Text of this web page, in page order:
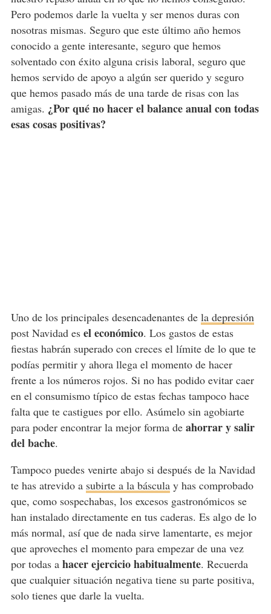
Pero podemos darle la vuelta y ser menos duras con
nosotras mismas. Seguro que este último año hemos
conocido a gente interesante, seguro que hemos
solventado con éxito alguna crisis laboral, seguro que
hemos servido de apoyo a algún ser querido y seguro
que hemos pasado más de una tarde de risas con las
amigas. ¿Por qué no hacer el balance anual con todas
esas cosas positivas?
Uno de los principales desencadenantes de la depresión
post Navidad es el económico. Los gastos de estas
fiestas habrán superado con creces el límite de lo que te
podías permitir y ahora llega el momento de hacer
frente a los números rojos. Si no has podido evitar caer
en el consumismo típico de estas fechas tampoco hace
falta que te castigues por ello. Asúmelo sin agobiarte
para poder encontrar la mejor forma de ahorrar y salir
del bache.
Tampoco puedes venirte abajo si después de la Navidad
te has atrevido a subirte a la básculay has comprobado
que, como sospechabas, los excesos gastronómicos se
han instalado directamente en tus caderas. Es algo de lo
más normal, así que de nada sirve lamentarte, es mejor
que aproveches el momento para empezar de una vez
por todas a hacer ejercicio habitualmente. Recuerda
que cualquier situación negativa tiene su parte positiva,
solo tienes que darle la vuelta.